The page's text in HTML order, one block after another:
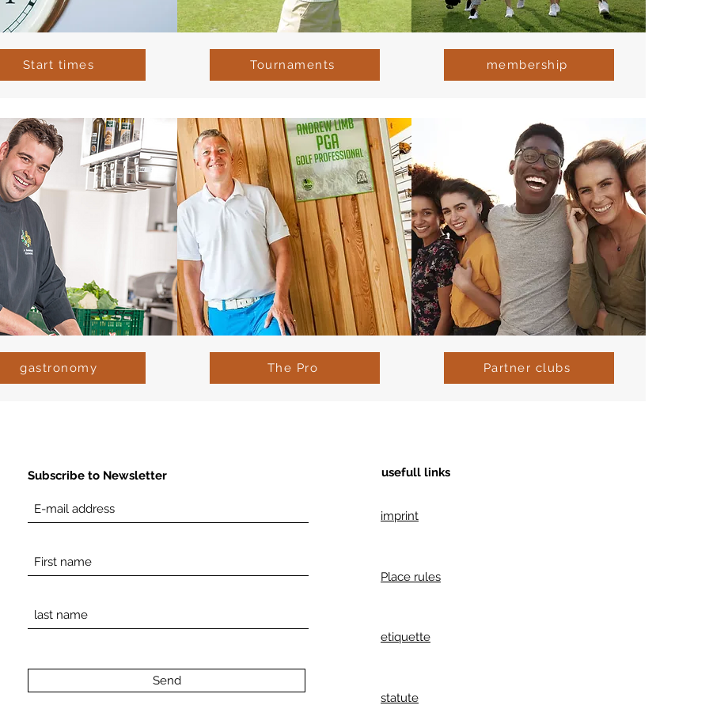
Start times Tournaments membership
gastronomy The Pro Partner clubs
Subscribe to Newsletter
Send
usefull links
statute
imprint
Place rules
etiquette